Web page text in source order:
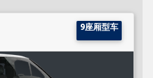
9座厢型车